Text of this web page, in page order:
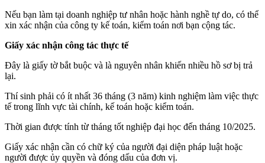
Nếu bạn làm tại doanh nghiệp tư nhân hoặc hành nghề tự do, có thể
xin xác nhận của công ty kế toán, kiểm toán nơi bạn cộng tác.
Giấy xác nhận công tác thực tế
Đây là giấy tờ bắt buộc và là nguyên nhân khiến nhiều hồ sơ bị trả
lại.
Thí sinh phải có ít nhất 36 tháng (3 năm) kinh nghiệm làm việc thực
tế trong lĩnh vực tài chính, kế toán hoặc kiểm toán.
Thời gian được tính từ tháng tốt nghiệp đại học đến tháng 10/2025.
Giấy xác nhận cần có chữ ký của người đại diện pháp luật hoặc
người được ủy quyền và đóng dấu của đơn vị.